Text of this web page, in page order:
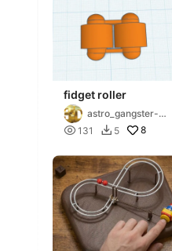
fidget roller
astro_gangster-
3D
 131  5 8